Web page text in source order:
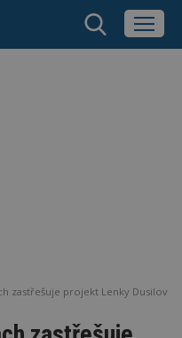
zastřešuje projekt Lenky Dusilové